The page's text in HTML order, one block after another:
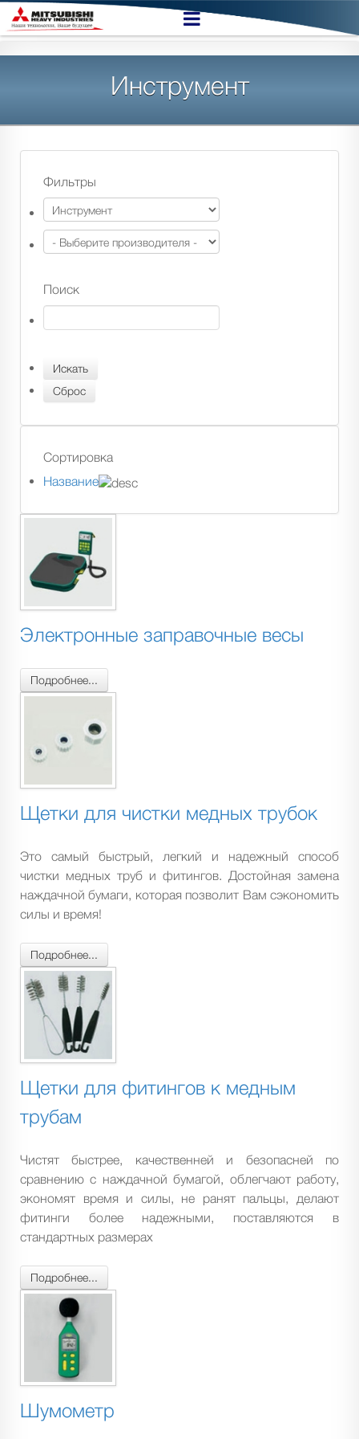
Инструмент
Фильтры
Поиск
Сортировка
Название
Электронные заправочные весы
Подробнее...
Щетки для чистки медных трубок
Это самый быстрый, легкий и надежный способ
чистки медных труб и фитингов. Достойная замена
наждачной бумаги, которая позволит Вам сэкономить
силы и время!
Подробнее...
Щетки для фитингов к медным
трубам
Чистят быстрее, качественней и безопасней по
сравнению с наждачной бумагой, облегчают работу,
экономят время и силы, не ранят пальцы, делают
фитинги более надежными, поставляются в
стандартных размерах
Подробнее...
Шумометр